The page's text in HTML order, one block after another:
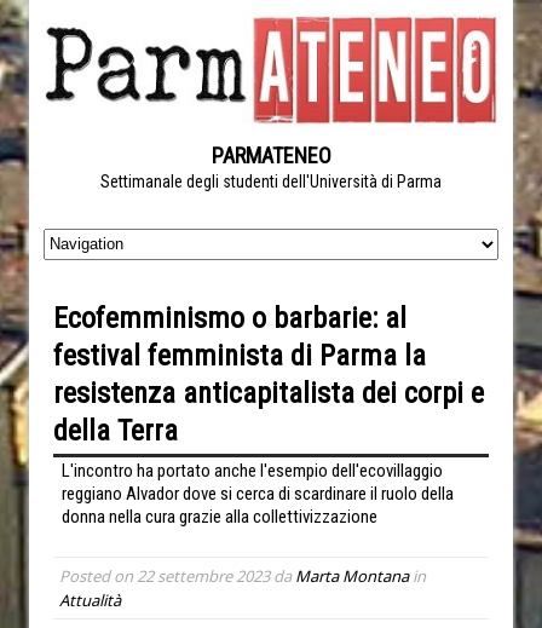
PARMATENEO
Settimanale degli studenti dell'Università di Parma
Ecofemminismo o barbarie: al
festival femminista di Parma la
resistenza anticapitalista dei corpi e
della Terra
L'incontro ha portato anche l'esempio dell'ecovillaggio
reggiano Alvador dove si cerca di scardinare il ruolo della
donna nella cura grazie alla collettivizzazione
Posted on 22 settembre 2023daMarta Montanain
Attualità